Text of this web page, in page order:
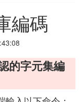
編碼
的字元集編